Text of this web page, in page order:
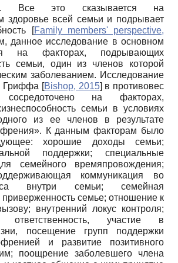
Все это сказывается на
здоровье всей семьи и подрывает
[Family members' perspective,
данное исследование в основном
на факторах, подрывающих
семьи, один из членов которой
заболеванием. Исследование
Гриффа [Bishop, 2015] в противовес
сосредоточено на факторах,
семьи в условиях
из ее членов в результате
К данным факторам было
хорошие доходы семьи;
поддержки; специальные
семейного времяпровождения;
коммуникация во
внутри семьи; семейная
приверженность семье; отношение к
внутренний локус контроля;
ответственность, участие в
посещение групп поддержки
и развитие позитивного
поощрение заболевшего члена